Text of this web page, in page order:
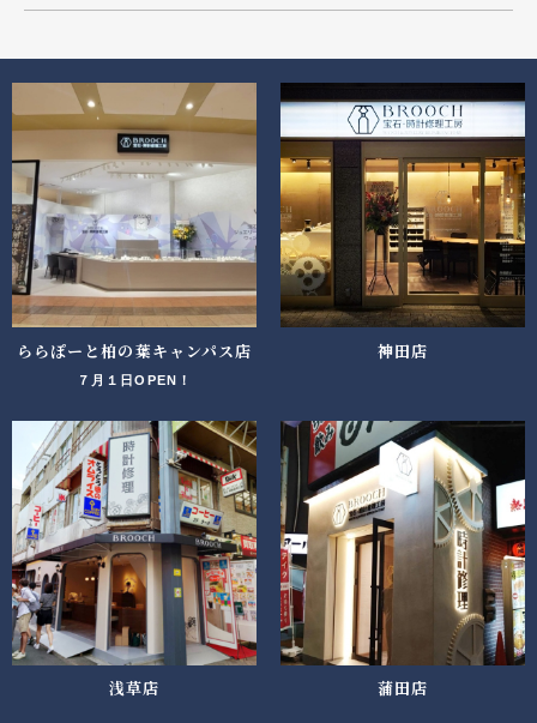
ららぽーと柏の葉キャンパス店
７月１日OPEN！
神田店
浅草店 蒲田店